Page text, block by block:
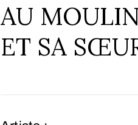
AU
ET SA